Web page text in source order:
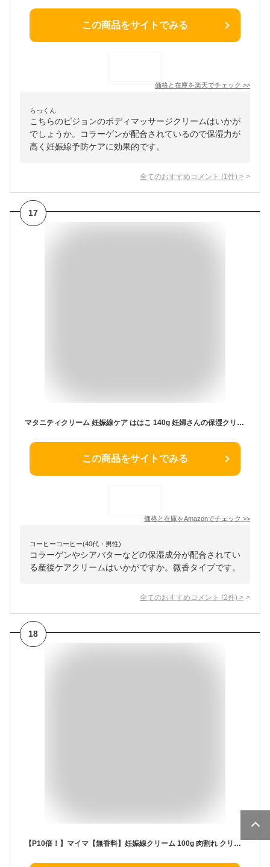
この商品をサイトでみる
価格と在庫を楽天でチェック >>
らっくん
こちらのピジョンのボディマッサージクリームはいかが
でしょうか。コラーゲンが配合されているので保湿力が
高く妊娠線予防ケアに効果的です。
全てのおすすめコメント (1 件) >
17
マタニティクリーム 妊娠線ケア ははこ 140g 妊婦さんの保湿クリーム ボディクリーム 産前産後クリーム 国内製造 低刺激 微香料 しっとり高保湿タイプ 妊娠お祝い・懐妊ギフトに
この商品をサイトでみる
価格と在庫をAmazonでチェック >>
コーヒーコーヒー(40代・男性)
コラーゲンやシアバターなどの保湿成分が配合されてい
る産後ケアクリームはいかがですか。微香タイプです。
全てのおすすめコメント (2件) >
18
【P10倍！】マイマ【無香料】妊娠線クリーム 100g 肉割れ クリーム 妊婦 妊娠クリーム マタニティクリーム 低刺激 ベタつかない 妊娠線 妊娠線ケア オーガニック 乾燥 妊婦 産前 産後 ケア クリスマス ギフト プレゼント 女性 福袋